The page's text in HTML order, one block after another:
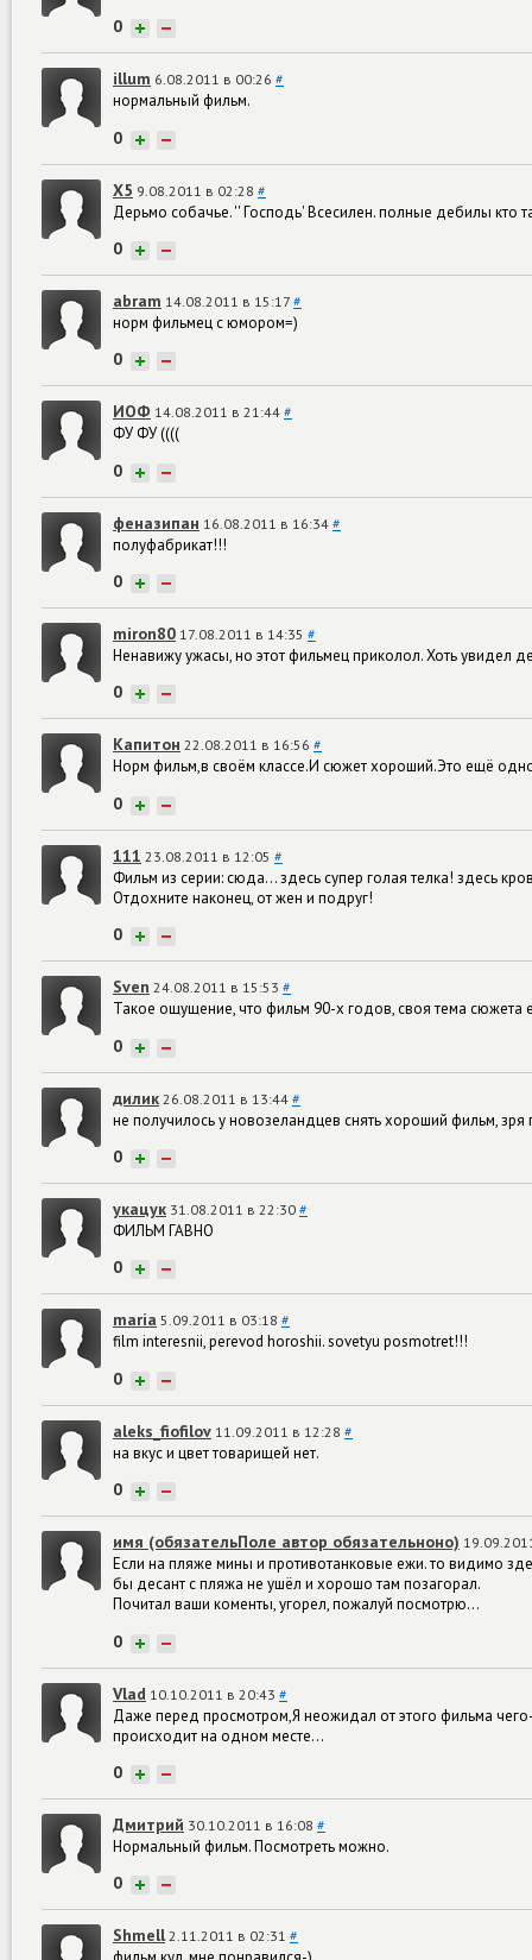
0 + −
illum 6.08.2011 в 00:26 #
нормальный фильм.
0 + −
Х5 9.08.2011 в 02:28 #
Дерьмо собачье. '' Господь' Всесилен. полные дебилы кто
0 + −
abram 14.08.2011 в 15:17 #
норм фильмец с юмором=)
0 + −
ИОФ 14.08.2011 в 21:44 #
ФУ ФУ ((((
0 + −
феназипан 16.08.2011 в 16:34 #
полуфабрикат!!!
0 + −
miron80 17.08.2011 в 14:35 #
Ненавижу ужасы, но этот фильмец приколол. Хоть увидел
0 + −
Капитон 22.08.2011 в 16:56 #
Норм фильм,в своём классе.И сюжет хороший.Это ещё одно
0 + −
111 23.08.2011 в 12:05 #
Фильм из серии: сюда... здесь супер голая телка! здесь
Отдохните наконец, от жен и подруг!
0 + −
Sven 24.08.2011 в 15:53 #
Такое ощущение, что фильм 90-х годов, своя тема сюжета
0 + −
дилик 26.08.2011 в 13:44 #
не получилось у новозеландцев снять хороший фильм,
0 + −
укацук 31.08.2011 в 22:30 #
ФИЛЬМ ГАВНО
0 + −
maria 5.09.2011 в 03:18 #
film interesnii, perevod horoshii. sovetyu posmotret!!!
0 + −
aleks_fiofilov 11.09.2011 в 12:28 #
на вкус и цвет товарищей нет.
0 + −
имя (обязательПоле автор обязательноно)
Если на пляже мины и противотанковые ежи. то видимо
бы десант с пляжа не ушёл и хорошо там позагорал.
Почитал ваши коменты, угорел, пожалуй посмотрю...
0 + −
Vlad 10.10.2011 в 20:43 #
Даже перед просмотром,Я неожидал от этого фильма
происходит на одном месте...
0 + −
Дмитрий 30.10.2011 в 16:08 #
Нормальный фильм. Посмотреть можно.
0 + −
Shmell 2.11.2011 в 02:31 #